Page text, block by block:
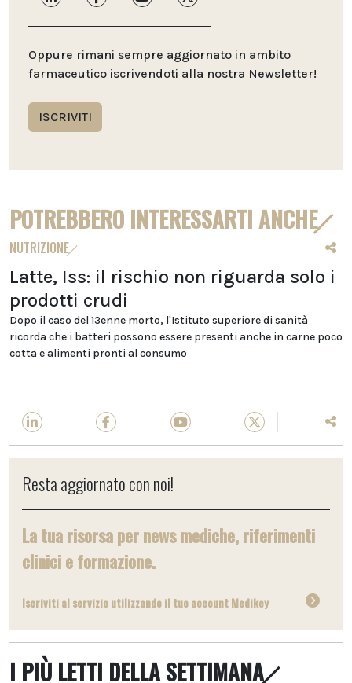
Oppure rimani sempre aggiornato in ambito
farmaceutico iscrivendoti alla nostra Newsletter!
ISCRIVITI
POTREBBERO INTERESSARTI ANCHE
NUTRIZIONE
Latte, Iss: il rischio non riguarda solo i
prodotti crudi
Dopo il caso del 13enne morto, l'Istituto superiore di sanità
ricorda che i batteri possono essere presenti anche in carne poco
cotta e alimenti pronti al consumo
Resta aggiornato con noi!
La tua risorsa per news mediche, riferimenti
clinici e formazione.
Iscriviti al servizio utilizzando il tuo account Medikey
I PIÙ LETTI DELLA SETTIMANA